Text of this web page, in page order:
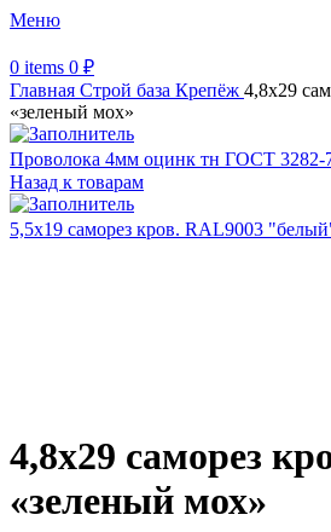
Меню
0 items 0 ₽
Главная Строй база Крепёж 4,8х29
«зеленый мох»
Проволока 4мм оцинк тн ГОСТ 3282-
Назад к товарам
5,5х19 саморез кров. RAL9003
4,8х29 саморез
«зеленый мох»